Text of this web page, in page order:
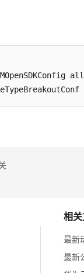
相
最新
最新